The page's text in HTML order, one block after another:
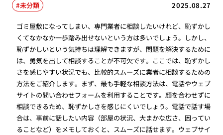
2025.08.27
未分類
ゴミ屋敷になってしまい、専門業者に相談したいけれど、恥ずかし
くてなかなか一歩踏み出せないという方は多いでしょう。しかし、
恥ずかしいという気持ちは理解できますが、問題を解決するために
は、勇気を出して相談することが不可欠です。ここでは、恥ずかし
さを感じやすい状況でも、比較的スムーズに業者に相談するための
方法をご紹介します。まず、最も手軽な相談方法は、電話やウェブ
サイトの問い合わせフォームを利用することです。顔を合わせずに
相談できるため、恥ずかしさを感じにくいでしょう。電話で話す場
合は、事前に話したい内容（部屋の状況、大まかな広さ、困ってい
ることなど）をメモしておくと、スムーズに話せます。ウェブサイ